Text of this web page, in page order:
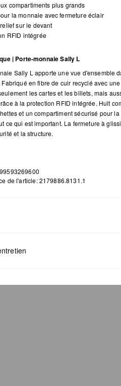
compartiments plus grands
la monnaie avec fermeture éclair
sur le devant
RFID intégrée
| Porte-monnaie Sally L
Sally L apporte une vue d'ensemble
Fabriqué en fibre de cuir recyclé avec
les cartes et les billets, mais
à la protection RFID intégrée. Huit
et un compartiment sécurisé pour
ce qui est important. La fermeture à
et la structure.
de l'article: 2179886.8131.1